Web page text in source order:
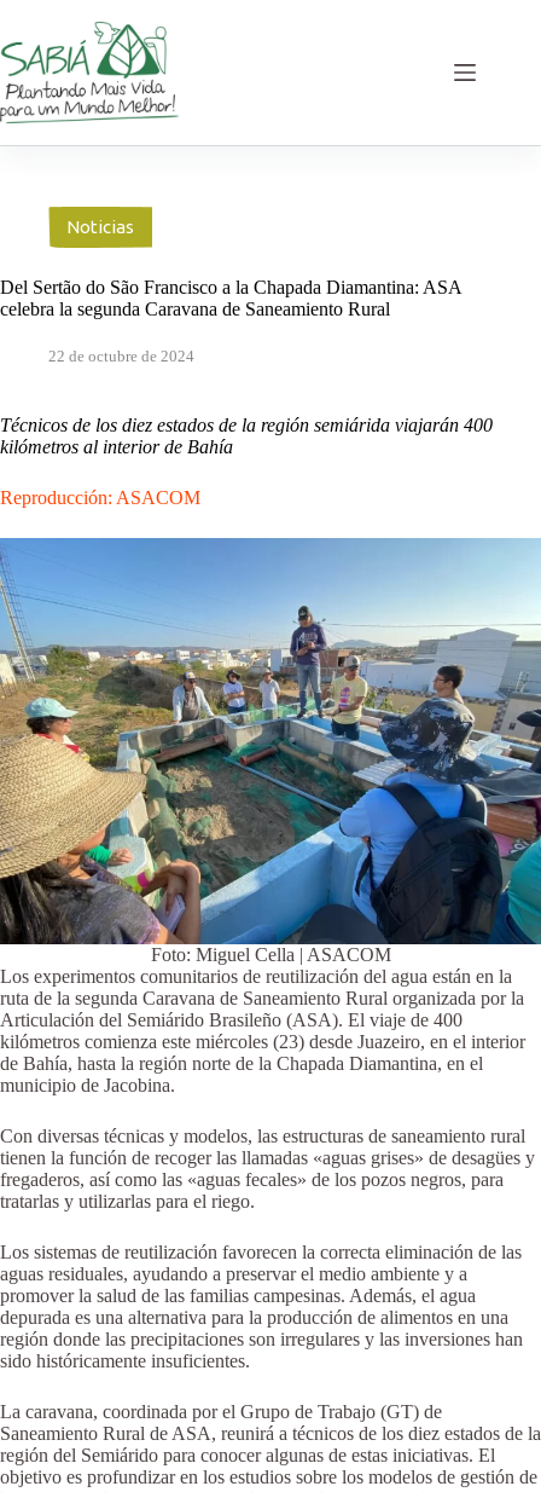
contenido
Noticias
Del Sertão do São Francisco a la Chapada Diamantina: ASA
celebra la segunda Caravana de Saneamiento Rural
22 de octubre de 2024
Técnicos de los diez estados de la región semiárida viajarán 400
kilómetros al interior de Bahía
Reproducción: ASACOM
Foto: Miguel Cella | ASACOM
Los experimentos comunitarios de reutilización del agua están en la
ruta de la segunda Caravana de Saneamiento Rural organizada por la
Articulación del Semiárido Brasileño (ASA). El viaje de 400
kilómetros comienza este miércoles (23) desde Juazeiro, en el interior
de Bahía, hasta la región norte de la Chapada Diamantina, en el
municipio de Jacobina.
Con diversas técnicas y modelos, las estructuras de saneamiento rural
tienen la función de recoger las llamadas «aguas grises» de desagües y
fregaderos, así como las «aguas fecales» de los pozos negros, para
tratarlas y utilizarlas para el riego.
Los sistemas de reutilización favorecen la correcta eliminación de las
aguas residuales, ayudando a preservar el medio ambiente y a
promover la salud de las familias campesinas. Además, el agua
depurada es una alternativa para la producción de alimentos en una
región donde las precipitaciones son irregulares y las inversiones han
sido históricamente insuficientes.
La caravana, coordinada por el Grupo de Trabajo (GT) de
Saneamiento Rural de ASA, reunirá a técnicos de los diez estados de la
región del Semiárido para conocer algunas de estas iniciativas. El
objetivo es profundizar en los estudios sobre los modelos de gestión de